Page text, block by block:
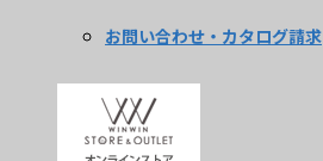
お問い合わせ・カタログ請求